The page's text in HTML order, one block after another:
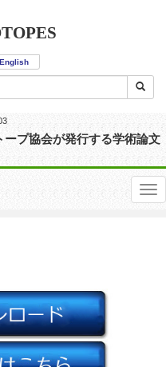
English
プ協会が発行する学術論文